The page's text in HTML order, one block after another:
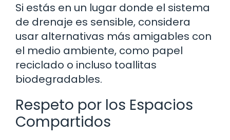
Si estás en un lugar donde el sistema
de drenaje es sensible, considera
usar alternativas más amigables con
el medio ambiente, como papel
reciclado o incluso toallitas
biodegradables.
Respeto por los Espacios
Compartidos